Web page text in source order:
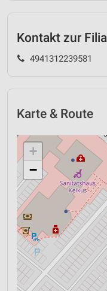
Kontakt zur
4941312239581
Karte & Route
+
−